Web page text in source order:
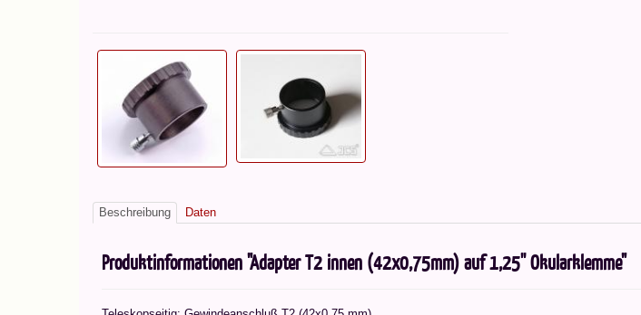
Beschreibung Daten
Produktinformationen "Adapter T2 innen (42x0,75mm) auf 1,25'' Okularklemme"